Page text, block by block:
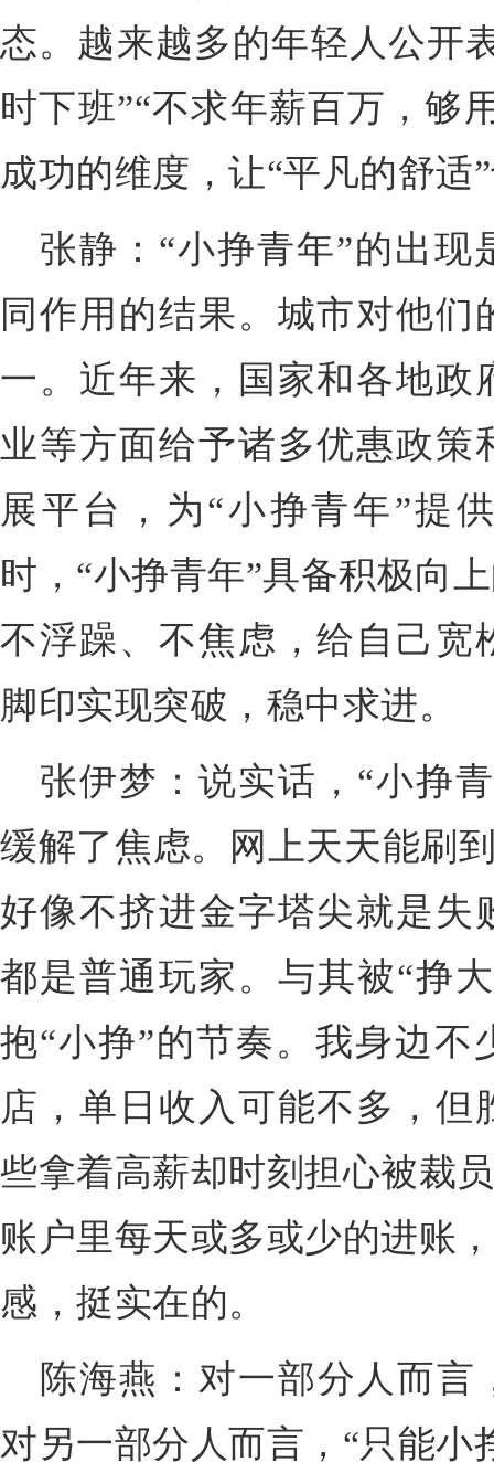
态。越来越多的年轻人公开
时下班”“不求年薪百万，够
成功的维度，让“平凡的舒适
张静：“小挣青年”的出
同作用的结果。城市对他
一。近年来，国家和各地政
业等方面给予诸多优惠政策
展平台，为“小挣青年”提
时，“小挣青年”具备积极向
不浮躁、不焦虑，给自己宽
脚印实现突破，稳中求进。
张伊梦：说实话，“小挣
缓解了焦虑。网上天天能刷
好像不挤进金字塔尖就是失
都是普通玩家。与其被“挣
抱“小挣”的节奏。我身边
店，单日收入可能不多，
些拿着高薪却时刻担心被裁
账户里每天或多或少的进账
感，挺实在的。
陈海燕：对一部分人而言
对另一部分人而言，“只能小